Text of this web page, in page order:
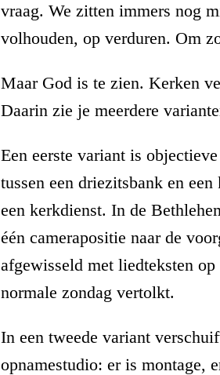
vraag. We zitten immers nog
volhouden, op verduren. Om
Maar God is te zien. Kerken
Daarin zie je meerdere
Een eerste variant is
tussen een driezitsbank en
een kerkdienst. In de
één camerapositie naar de
afgewisseld met liedteksten
normale zondag vertolkt.
In een tweede variant
opnamestudio: er is montage,